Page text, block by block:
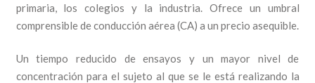
primaria, los colegios y la industria. Ofrece un umbral
comprensible de conducción aérea (CA) a un precio asequible.
Un tiempo reducido de ensayos y un mayor nivel de
concentración para el sujeto al que se le está realizando la